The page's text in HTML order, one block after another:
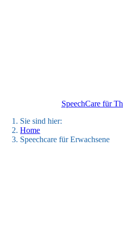
SpeechCare für
Sie sind hier:
Home
Speechcare für Erwachsene